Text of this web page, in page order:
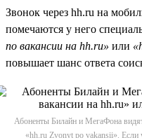
Звонок через hh.ru на
помечаются у него
по вакансии на hh.ru» или
повышает шанс ответа
Абоненты Билайн и МегаФона
«hh.ru Zvonyt po vakansii». Если